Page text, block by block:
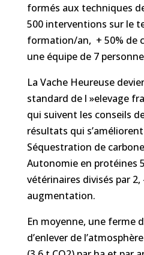
formés aux techniques
500 interventions sur le
formation/an, + 50% de
une équipe de 7
La Vache Heureuse
standard de l »elevage
qui suivent les conseils
résultats qui
Séquestration de
Autonomie en protéines
vétérinaires divisés par 2,
augmentation.
En moyenne, une ferme
d’enlever de